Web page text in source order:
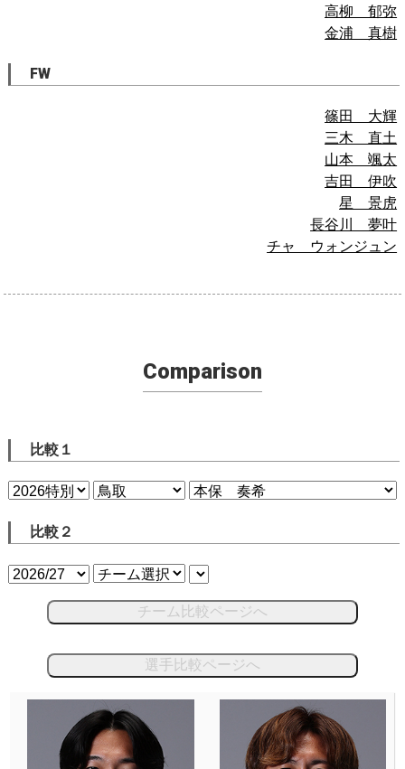
高柳 郁弥
金浦 真樹
FW
篠田 大輝
三木 直土
山本 颯太
吉田 伊吹
星 景虎
長谷川 夢叶
チャ ウォンジュン
Comparison
比較１
比較２
チーム比較ページへ
選手比較ページへ